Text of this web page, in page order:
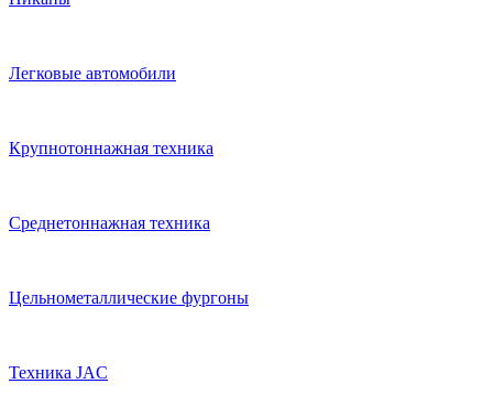
Легковые автомобили
Крупнотоннажная техника
Среднетоннажная техника
Цельнометаллические фургоны
Техника JAC